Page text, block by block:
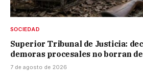
SOCIEDAD
Superior Tribunal de Justicia:
demoras procesales no borran
7 de agosto de 2026